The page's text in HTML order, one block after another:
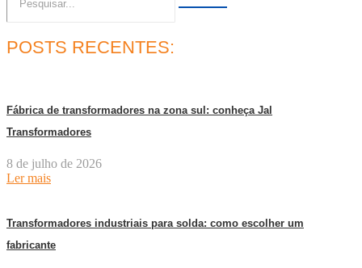
POSTS RECENTES:
Fábrica de transformadores na zona sul: conheça Jal
Transformadores
8 de julho de 2026
Ler mais
Transformadores industriais para solda: como escolher um
fabricante